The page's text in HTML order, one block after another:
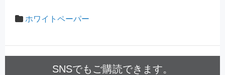
ホワイトペーパー
SNSでもご購読できます。